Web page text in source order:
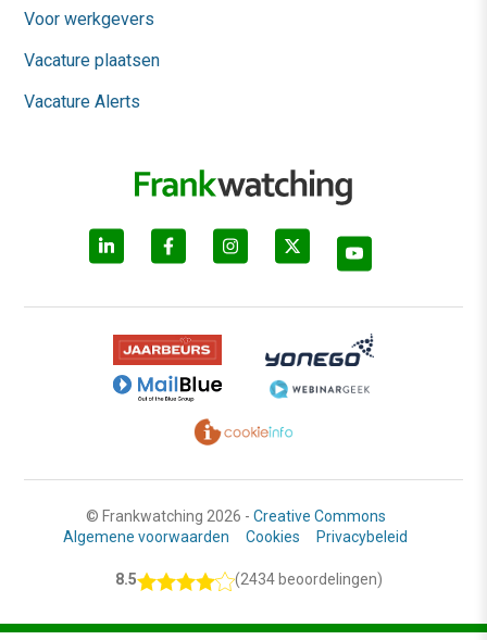
Voor werkgevers
Vacature plaatsen
Vacature Alerts
© Frankwatching 2026 - Creative Commons
Algemene voorwaarden
Cookies Privacybeleid
8.5 (2434 beoordelingen)